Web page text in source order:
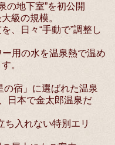
の地下室”を初公開
級の規模。
、日々“手動で”調整し
用の水を温泉熱で温め
。
の宿」に選ばれた温泉
日本で金太郎温泉だ
入れない特別エリ